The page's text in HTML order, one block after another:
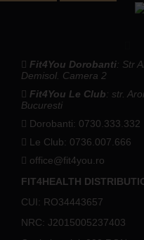
Fit4You Dorobanti: Str
Demisol. Camera 2
Fit4You Le Club: str.
Bucuresti
Dorobanti: 0730.333.332
Le Club: 0736.007.666
office@fit4you.ro
FIT4HEALTH
CUI: RO34443657
NRC: J2015005237403